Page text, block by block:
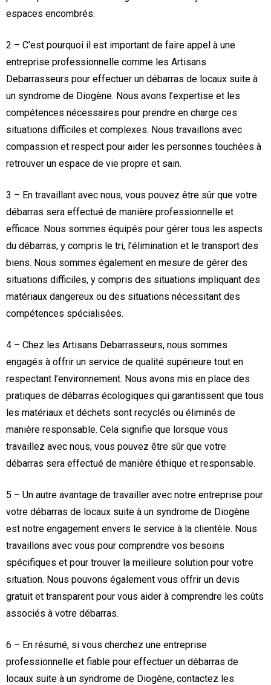
espaces encombrés.
2 – C’est pourquoi il est important de faire appel à une
entreprise professionnelle comme les Artisans
Debarrasseurs pour effectuer un débarras de locaux suite à
un syndrome de Diogène. Nous avons l’expertise et les
compétences nécessaires pour prendre en charge ces
situations difficiles et complexes. Nous travaillons avec
compassion et respect pour aider les personnes touchées à
retrouver un espace de vie propre et sain.
3 – En travaillant avec nous, vous pouvez être sûr que votre
débarras sera effectué de manière professionnelle et
efficace. Nous sommes équipés pour gérer tous les aspects
du débarras, y compris le tri, l’élimination et le transport des
biens. Nous sommes également en mesure de gérer des
situations difficiles, y compris des situations impliquant des
matériaux dangereux ou des situations nécessitant des
compétences spécialisées.
4 – Chez les Artisans Debarrasseurs, nous sommes
engagés à offrir un service de qualité supérieure tout en
respectant l’environnement. Nous avons mis en place des
pratiques de débarras écologiques qui garantissent que tous
les matériaux et déchets sont recyclés ou éliminés de
manière responsable. Cela signifie que lorsque vous
travaillez avec nous, vous pouvez être sûr que votre
débarras sera effectué de manière éthique et responsable.
5 – Un autre avantage de travailler avec notre entreprise pour
votre débarras de locaux suite à un syndrome de Diogène
est notre engagement envers le service à la clientèle. Nous
travaillons avec vous pour comprendre vos besoins
spécifiques et pour trouver la meilleure solution pour votre
situation. Nous pouvons également vous offrir un devis
gratuit et transparent pour vous aider à comprendre les coûts
associés à votre débarras.
6 – En résumé, si vous cherchez une entreprise
professionnelle et fiable pour effectuer un débarras de
locaux suite à un syndrome de Diogène, contactez les